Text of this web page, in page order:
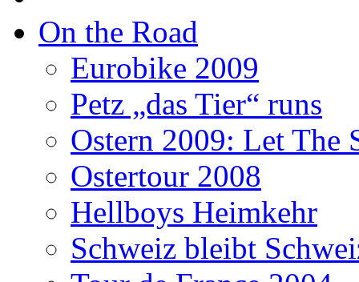
On the Road
Eurobike 2009
Petz „das Tier“ runs
Ostern 2009: Let The
Ostertour 2008
Hellboys Heimkehr
Schweiz bleibt